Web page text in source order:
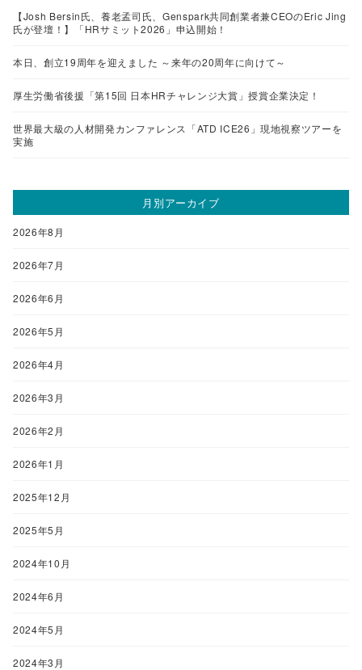
【Josh Bersin氏、養老孟司氏、Genspark共同創業者兼CEOのEric Jing
氏が登壇！】「HRサミット2026」申込開始！
本日、創立19周年を迎えました ～来年の20周年に向けて～
厚生労働省後援「第15回 日本HRチャレンジ大賞」授賞企業決定！
世界最大級の人材開発カンファレンス「ATD ICE26」現地視察ツアーを
実施
月別アーカイブ
2026年8月
2026年7月
2026年6月
2026年5月
2026年4月
2026年3月
2026年2月
2026年1月
2025年12月
2025年5月
2024年10月
2024年6月
2024年5月
2024年3月